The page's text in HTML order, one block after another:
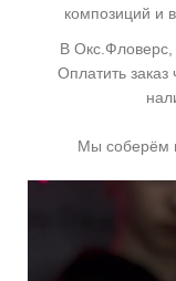
композиций и
В Окс.Фловерс,
Оплатить
Мы соберём